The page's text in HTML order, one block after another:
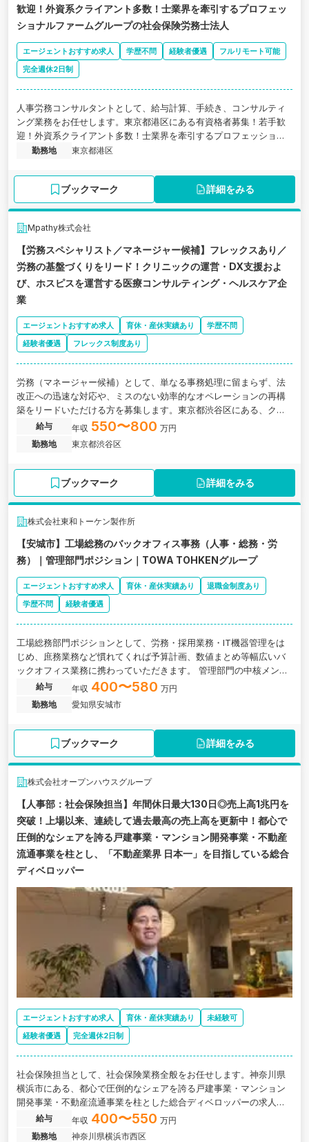
歓迎！外資系クライアント多数！士業界を牽引するプロフェッ
ショナルファームグループの社会保険労務士法人
エージェントおすすめ求人 学歴不問 経験者優遇
フルリモート可能
完全週休2日制
人事労務コンサルタントとして、給与計算、手続き、コンサルティ
ング業務をお任せします。東京都港区にある有資格者募集！若手歓
迎！外資系クライアント多数！士業界を牽引するプロフェッショナ
ルファームグループの社会保険労務士法人の求人です。
勤務地 東京都港区
ブックマーク 詳細をみる
Mpathy株式会社
【労務スペシャリスト／マネージャー候補】フレックスあり／
労務の基盤づくりをリード！クリニックの運営・DX支援およ
び、ホスピスを運営する医療コンサルティング・ヘルスケア企
業
エージェントおすすめ求人 育休・産休実績あり
学歴不問
経験者優遇
フレックス制度あり
労務（マネージャー候補）として、単なる事務処理に留まらず、法
改正への迅速な対応や、ミスのない効率的なオペレーションの再構
築をリードいただける方を募集します。東京都渋谷区にある、クリ
ニックの運営・DX支援および、ホスピスを運営する医療コンサルテ
ィング・ヘルスケア企業の求人です。
給与 年収 550〜800 万円
勤務地
東京都渋谷区
ブックマーク 詳細をみる
株式会社東和トーケン製作所
【安城市】工場総務のバックオフィス事務（人事・総務・労
務）｜管理部門ポジション｜TOWA TOHKENグループ
エージェントおすすめ求人 育休・産休実績あり
退職金制度あり
学歴不問
経験者優遇
工場総務部門ポジションとして、労務・採用業務・IT機器管理をは
じめ、庶務業務など慣れてくれば予算計画、数値まとめ等幅広いバ
ックオフィス業務に携わっていただきます。 管理部門の中核メンバ
ーとして、会社全体を支える役割を担っていただくことを期待して
おります。 当社は、大阪府大阪市に本社を構え、創業70年の歴史を
持つTOWA TOHKENのグループ企業です。 樹脂・ゴム成形をはじ
掛け、素材の特性を活かした最適な製品づくりを行っています。 大
量生産から多品種少量生産まで柔軟に対応できる技術力を強みに、
幅広い業界に製品を提供しており、長年にわたり安定した経営基盤
を築いています。
給与 年収 400〜580 万円
勤務地
愛知県安城市
ブックマーク 詳細をみる
株式会社オープンハウスグループ
【人事部：社会保険担当】年間休日最大130日◎売上高1兆円を
突破！上場以来、連続して過去最高の売上高を更新中！都心で
圧倒的なシェアを誇る戸建事業・マンション開発事業・不動産
流通事業を柱とし、「不動産業界 日本一」を目指している総合
ディベロッパー
エージェントおすすめ求人 育休・産休実績あり
未経験可
経験者優遇
完全週休2日制
社会保険担当として、社会保険業務全般をお任せします。神奈川県
横浜市にある、都心で圧倒的なシェアを誇る戸建事業・マンション
開発事業・不動産流通事業を柱とした総合ディベロッパーの求人で
給与 年収 400〜550 万円
勤務地
神奈川県横浜市西区